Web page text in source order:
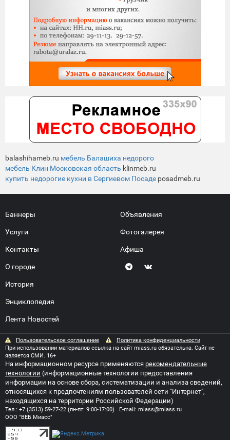
balashihameb.ru мебель Балашиха недорого
мебель Клин Московская область klinmeb.ru
купить недорогие кухни в Сергиевом Посаде posadmeb.ru
Баннеры
Услуги
Контакты
О городе
История
Энциклопедия
Лента Новостей
Объявления
Фотогалерея
Афиша
Пользовательское соглашение
Политика конфиденциальности
При использовании материалов ссылка на сайт miass.ru обязательна. Сайт не
является СМИ. 16+
На информационном ресурсе применяются рекомендательные
технологии (информационные технологии предоставления
информации на основе сбора, систематизации и анализа сведений,
относящихся к предпочтениям пользователей сети "Интернет",
находящихся на территории Российской Федерации)
Тел.: +7 (3513) 59-27-22 (пн-пт: 9:00-17:00) E-mail: miass@miass.ru
ООО "ВЕБ Миасс"